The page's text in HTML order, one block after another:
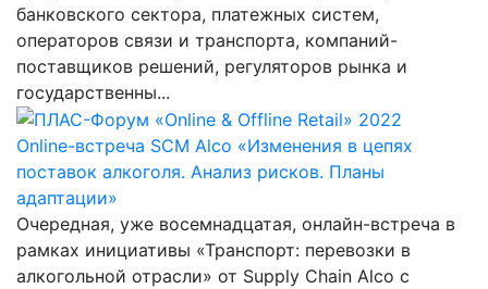
банковского сектора, платежных систем,
операторов связи и транспорта, компаний-
поставщиков решений, регуляторов рынка и
государственны...
Online-встреча SCM Alco «Изменения в цепях
поставок алкоголя. Анализ рисков. Планы
адаптации»
Очередная, уже восемнадцатая, онлайн-встреча в
рамках инициативы «Транспорт: перевозки в
алкогольной отрасли» от Supply Chain Alco с